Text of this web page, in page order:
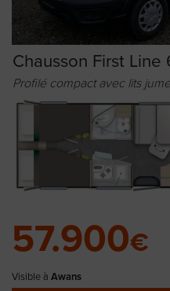
Chausson First Line
Profilé compact avec lits
57.900€
Visible à Awans